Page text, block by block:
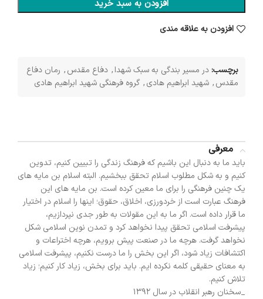
افزودن به سبد خرید
افزودن به علاقه مندی
برچسب:در مسیر بندگی به سبک شهدا, دفاع مقدس, رمان دفاع
مقدس, شهید ابراهیم هادی, گروه فرهنگی شهید ابراهیم هادی
معرفی
باید ما به دنبال این باشیم که فرهنگ زندگی را تبیین کنیم، تدوین
کنیم و به شکل مطلوب اسلام تحقق ببخشیم. البته اسلام بن مایه های
یک چنین فرهنگی را برای ما معین کرده است. بن مایه های این
فرهنگ عبارت است از خردورزی، اخلاق، حقوق؛ اینها را اسلام در اختیار
ما قرار داده است. اگر ما به این مقولات به طور جدی نپردازیم،
پیشرفت اسلامی تحقق پیدا نخواهد کرد و تمدن نوین اسلامی شکل
نخواهد گرفت. هرچه ما در صنعت پیش برویم، هرچه اختراعات و
اکتشافات زیاد شود، اگر این بخش را ما درست نکنیم، پیشرفت اسلامی
به معنای حقیقی کلمه نکرده ایم. باید برای بخش، زیاد کار کنیم؛ زیاد
تلاش کنیم.
_سخنان رهبر انقلاب در سال 1392